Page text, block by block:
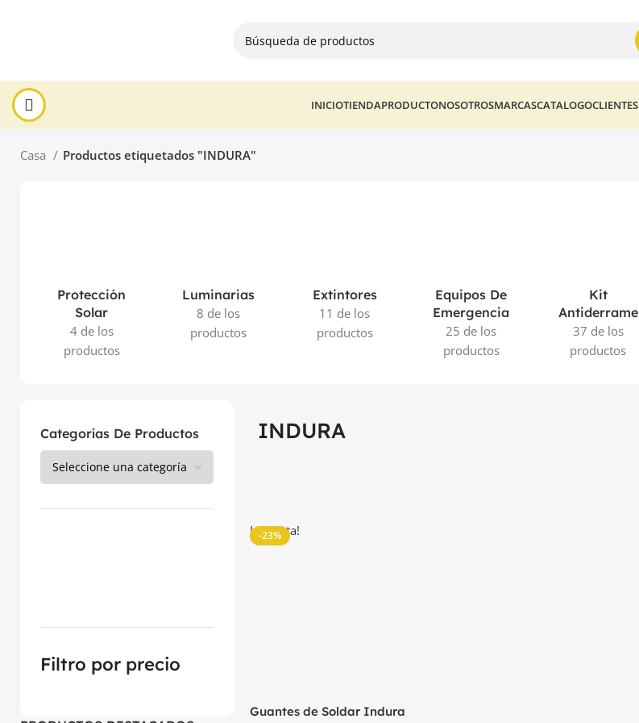
INICIOTIENDAPRODUCTONOSOTROSMARCASCATALOGOCLIENTES
Casa Productos etiquetados "INDURA"
Protección
Solar
4 de los
productos
Luminarias
8 de los
productos
Extintores
11 de los
productos
Equipos De
Emergencia
25 de los
productos
Kit
Antiderrame
37 de los
productos
Categorías De Productos
Filtro por precio
INDURA
-23%
La venta!
Guantes de Soldar Indura